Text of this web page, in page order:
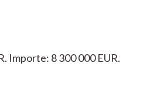
Importe: 8 300 000 EUR.